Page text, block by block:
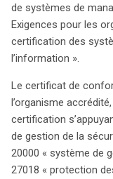
de systèmes de
Exigences pour les
certification des
l’information ».
Le certificat de
l’organisme
certification
de gestion de la
20000 « système de
27018 « protection